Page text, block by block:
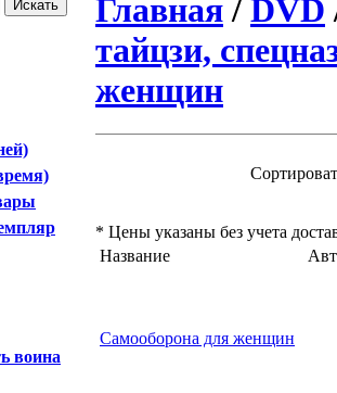
воина
Главная / DVD
тайцзи,
женщин
* Цены указаны без учета
Название
Самооборона для женщин